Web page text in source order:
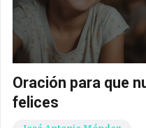
Oración para que
felices